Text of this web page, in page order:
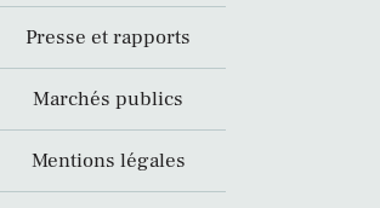
Presse et rapports
Marchés publics
Mentions légales